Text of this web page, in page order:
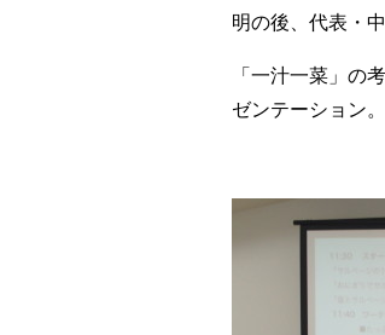
明の後、代表・中
「一汁一菜」の
ゼンテーション。